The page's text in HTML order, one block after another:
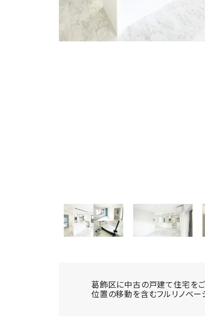
葛飾区に中古の戸建て住宅をご
位置の移動を含むフルリノベー